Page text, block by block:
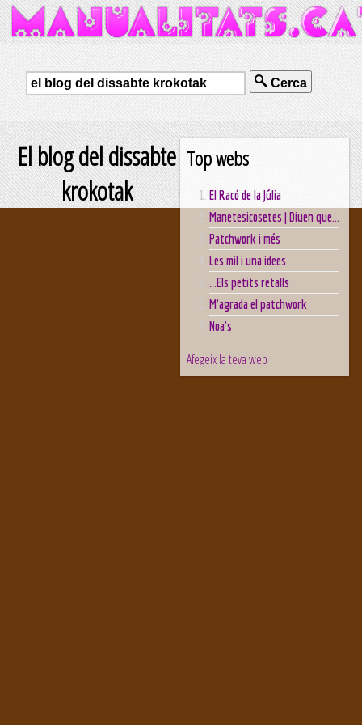
Cerca
Top webs
El Racó de la Júlia
Manetesicosetes | Diuen que...
Patchwork i més
Les mil i una idees
...Els petits retalls
M'agrada el patchwork
Noa's
Afegeix la teva web
El blog del dissabte
krokotak